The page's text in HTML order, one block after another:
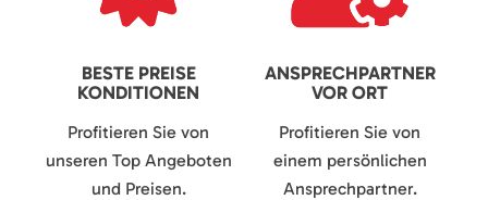
BESTE PREISE
KONDITIONEN
Profitieren Sie von
unseren Top Angeboten
und Preisen.
ANSPRECHPARTNER
VOR ORT
Profitieren Sie von
einem persönlichen
Ansprechpartner.